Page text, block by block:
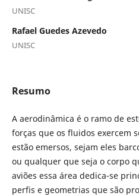
UNISC
Rafael Guedes Azevedo
UNISC
Resumo
A aerodinâmica é o ramo de
forças que os fluidos exercem
estão emersos, sejam eles
ou qualquer que seja o corpo
aviões essa área dedica-se
perfis e geometrias que são